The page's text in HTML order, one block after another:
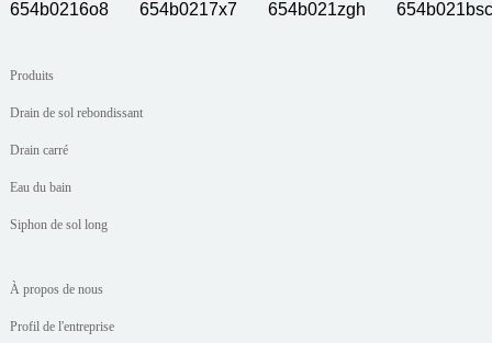
Produits
Drain de sol rebondissant
Drain carré
Eau du bain
Siphon de sol long
À propos de nous
Profil de l'entreprise